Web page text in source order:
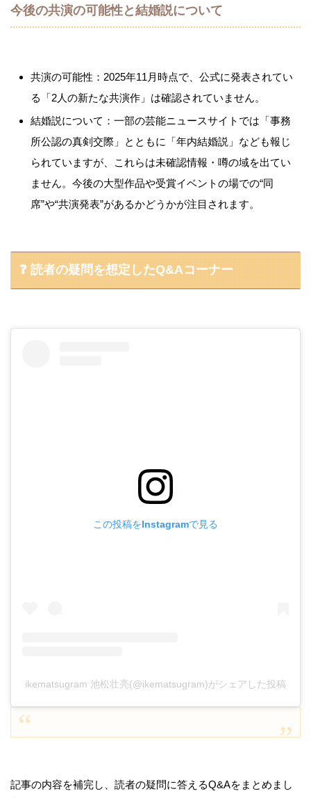
今後の共演の可能性と結婚説について
共演の可能性：2025年11月時点で、公式に発表されてい
る「2人の新たな共演作」は確認されていません。
結婚説について：一部の芸能ニュースサイトでは「事務
所公認の真剣交際」とともに「年内結婚説」なども報じ
られていますが、これらは未確認情報・噂の域を出てい
ません。今後の大型作品や受賞イベントの場での“同
席”や“共演発表”があるかどうかが注目されます。
❓ 読者の疑問を想定したQ&Aコーナー
この投稿をInstagramで見る
ikematsugram 池松壮亮(@ikematsugram)がシェアした投稿
記事の内容を補完し、読者の疑問に答えるQ&Aをまとめまし